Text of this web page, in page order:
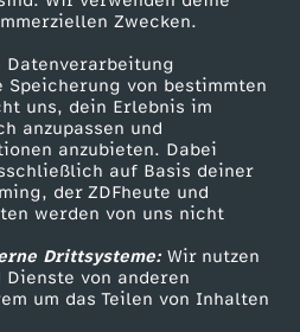
Zwecken.
Speicherung von bestimmten
uns, dein Erlebnis im
anzupassen und
anzubieten. Dabei
auf Basis deiner
der ZDFheute und
werden von uns nicht
Drittsysteme:Wir nutzen
Dienste von anderen
um das Teilen von Inhalten
Tickets
Zuschauerservice
Hilfe